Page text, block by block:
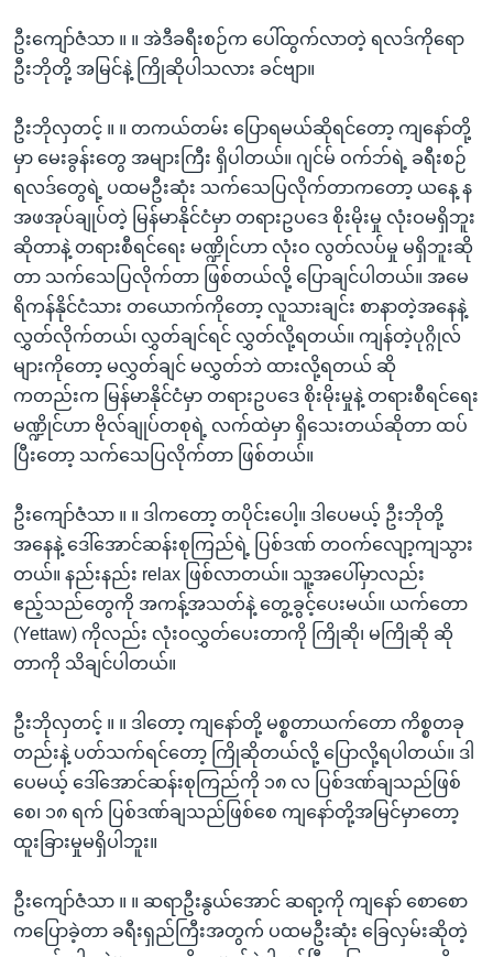
ဦးကျော်ဇံသာ ။ ။ အဲဒီခရီးစဉ်က ပေါ်ထွက်လာတဲ့ ရလဒ်ကိုရော
ဦးဘိုတို့ အမြင်နဲ့ ကြိုဆိုပါသလား ခင်ဗျာ။
ဦးဘိုလှတင့် ။ ။ တကယ်တမ်း ပြောရမယ်ဆိုရင်တော့ ကျနော်တို့
မှာ မေးခွန်းတွေ အများကြီး ရှိပါတယ်။ ဂျင်မ် ဝက်ဘ်ရဲ့ ခရီးစဉ်
ရလဒ်တွေရဲ့ ပထမဦးဆုံး သက်သေပြလိုက်တာကတော့ ယနေ့ န
အဖအုပ်ချုပ်တဲ့ မြန်မာနိုင်ငံမှာ တရားဥပဒေ စိုးမိုးမှု လုံးဝမရှိဘူး
ဆိုတာနဲ့ တရားစီရင်ရေး မဏ္ဍိုင်ဟာ လုံးဝ လွတ်လပ်မှု မရှိဘူးဆို
တာ သက်သေပြလိုက်တာ ဖြစ်တယ်လို့ ပြောချင်ပါတယ်။ အမေ
ရိကန်နိုင်ငံသား တယောက်ကိုတော့ လူသားချင်း စာနာတဲ့အနေနဲ့
လွှတ်လိုက်တယ်၊ လွှတ်ချင်ရင် လွှတ်လို့ရတယ်။ ကျန်တဲ့ပုဂ္ဂိုလ်
များကိုတော့ မလွှတ်ချင် မလွှတ်ဘဲ ထားလို့ရတယ် ဆို
ကတည်းက မြန်မာနိုင်ငံမှာ တရားဥပဒေ စိုးမိုးမှုနဲ့ တရားစီရင်ရေး
မဏ္ဍိုင်ဟာ ဗိုလ်ချုပ်တစုရဲ့ လက်ထဲမှာ ရှိသေးတယ်ဆိုတာ ထပ်
ပြီးတော့ သက်သေပြလိုက်တာ ဖြစ်တယ်။
ဦးကျော်ဇံသာ ။ ။ ဒါကတော့ တပိုင်းပေါ့။ ဒါပေမယ့် ဦးဘိုတို့
အနေနဲ့ ဒေါ်အောင်ဆန်းစုကြည်ရဲ့ ပြစ်ဒဏ် တဝက်လျော့ကျသွား
တယ်။ နည်းနည်း relax ဖြစ်လာတယ်။ သူ့အပေါ်မှာလည်း
ဧည့်သည်တွေကို အကန့်အသတ်နဲ့ တွေ့ခွင့်ပေးမယ်။ ယက်တော
(Yettaw) ကိုလည်း လုံးဝလွှတ်ပေးတာကို ကြိုဆို၊ မကြိုဆို ဆို
တာကို သိချင်ပါတယ်။
ဦးဘိုလှတင့် ။ ။ ဒါတော့ ကျနော်တို့ မစ္စတာယက်တော ကိစ္စတခု
တည်းနဲ့ ပတ်သက်ရင်တော့ ကြိုဆိုတယ်လို့ ပြောလို့ရပါတယ်။ ဒါ
ပေမယ့် ဒေါ်အောင်ဆန်းစုကြည်ကို ၁၈ လ ပြစ်ဒဏ်ချသည်ဖြစ်
စေ၊ ၁၈ ရက် ပြစ်ဒဏ်ချသည်ဖြစ်စေ ကျနော်တို့အမြင်မှာတော့
ထူးခြားမှုမရှိပါဘူး။
ဦးကျော်ဇံသာ ။ ။ ဆရာဦးနွယ်အောင် ဆရာ့ကို ကျနော် စောစော
ကပြောခဲ့တာ ခရီးရှည်ကြီးအတွက် ပထမဦးဆုံး ခြေလှမ်းဆိုတဲ့